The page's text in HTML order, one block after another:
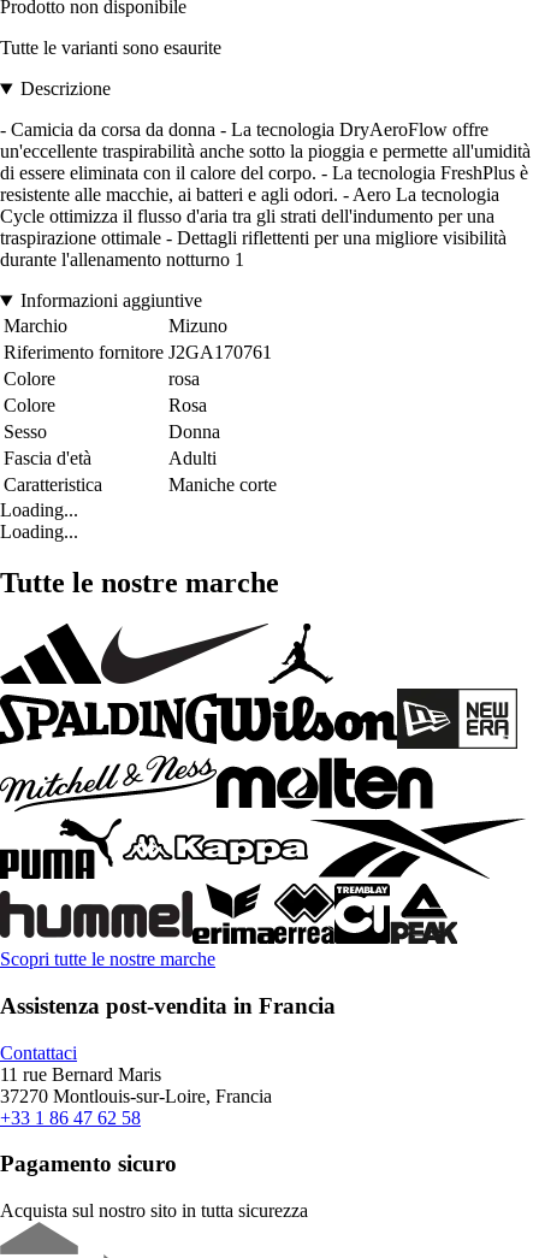
Prodotto non disponibile
Tutte le varianti sono esaurite
Descrizione
- Camicia da corsa da donna - La tecnologia DryAeroFlow offre
un'eccellente traspirabilità anche sotto la pioggia e permette all'umidità
di essere eliminata con il calore del corpo. - La tecnologia FreshPlus è
resistente alle macchie, ai batteri e agli odori. - Aero La tecnologia
Cycle ottimizza il flusso d'aria tra gli strati dell'indumento per una
traspirazione ottimale - Dettagli riflettenti per una migliore visibilità
durante l'allenamento notturno 1
Informazioni aggiuntive
Marchio
Mizuno
Riferimento fornitore J2GA170761
Colore
rosa
Colore
Rosa
Sesso
Donna
Fascia d'età
Adulti
Caratteristica
Maniche corte
Loading...
Loading...
Tutte le nostre marche
Scopri tutte le nostre marche
Assistenza post-vendita in Francia
Contattaci
11 rue Bernard Maris
37270 Montlouis-sur-Loire, Francia
+33 1 86 47 62 58
Pagamento sicuro
Acquista sul nostro sito in tutta sicurezza